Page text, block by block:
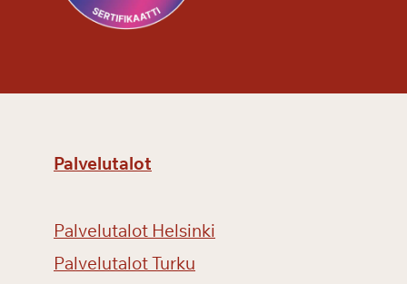
Palvelutalot
Palvelutalot Helsinki
Palvelutalot Turku